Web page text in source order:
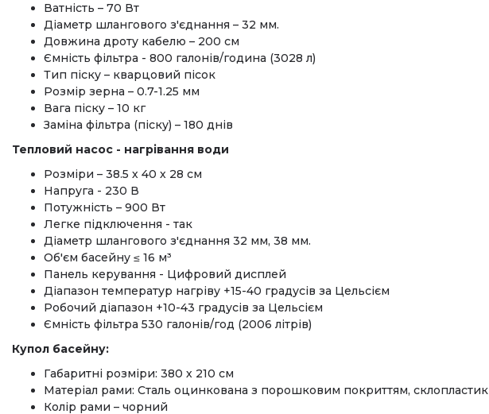
Ватність – 70 Вт
Діаметр шлангового з'єднання – 32 мм.
Довжина дроту кабелю – 200 см
Ємність фільтра - 800 галонів/година (3028 л)
Тип піску – кварцовий пісок
Розмір зерна – 0.7-1.25 мм
Вага піску – 10 кг
Заміна фільтра (піску) – 180 днів
Тепловий насос - нагрівання води
Розміри – 38.5 х 40 х 28 см
Напруга - 230 В
Потужність – 900 Вт
Легке підключення - так
Діаметр шлангового з'єднання 32 мм, 38 мм.
Об'єм басейну ≤ 16 м³
Панель керування - Цифровий дисплей
Діапазон температур нагріву +15-40 градусів за Цельсієм
Робочий діапазон +10-43 градусів за Цельсієм
Ємність фільтра 530 галонів/год (2006 літрів)
Купол басейну:
Габаритні розміри: 380 х 210 см
Матеріал рами: Сталь оцинкована з порошковим покриттям, склопластик
Колір рами – чорний